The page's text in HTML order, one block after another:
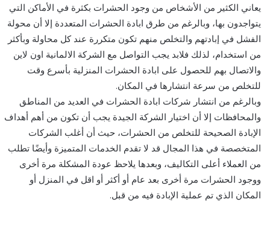
يعاني الكثير من الأشخاص من وجود الحشرات بكثرة في الأماكن التي
يتواجدون بها، وبالرغم من طرق ابادة الحشرات المتعددة إلا أن محولة
الفشل في إبادتهم والتخلص منهم تكون متكررة عند كل محاولة وبأكثر
من استخدام، لذلك فلابد يجب التواصل مع الشركة الالمانية اون لاين
والاتصال بهم للحصول على ابادة الحشرات المنزلية بأسرع وقت
للتخلص من سرعة انتشارها في المكان.
وبالرغم من انتشار شركات ابادة الحشرات في العديد من المناطق
والمحافظات إلا أن اختيار الشركة الجيدة يجب أن تكون من أهم أهداف
الإبادة الصحيحة للتخلص من الحشرات، حيث أن أغلب الشركات
المتخصصة في هذا المجال قد لا تقدم الخدمات المتميزة وأيضًا تطلب
من العملاء أعلى التكاليف، وبعدها يلاحظ عودة المشكلة مرة أخرى
ووجود الحشرات مرة أخرى بعد عام أو أكثر أو اقل في المنزل أو
المكان الذي تم عملية الإبادة فيه من قبل.